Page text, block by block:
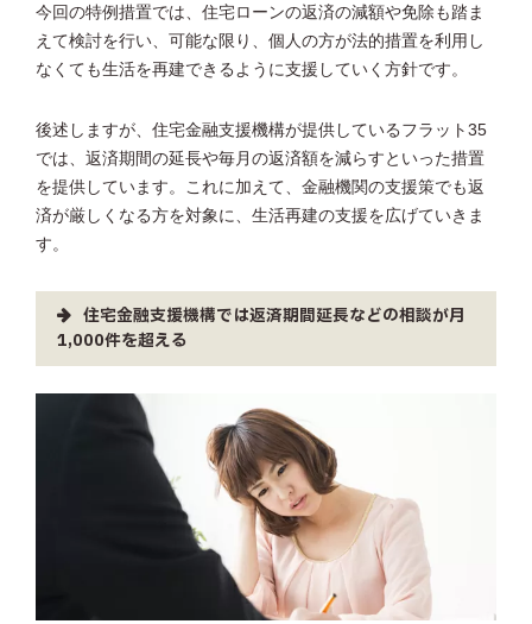
今回の特例措置では、住宅ローンの返済の減額や免除も踏ま
えて検討を行い、可能な限り、個人の方が法的措置を利用し
なくても生活を再建できるように支援していく方針です。
後述しますが、住宅金融支援機構が提供しているフラット35
では、返済期間の延長や毎月の返済額を減らすといった措置
を提供しています。これに加えて、金融機関の支援策でも返
済が厳しくなる方を対象に、生活再建の支援を広げていきま
す。
住宅金融支援機構では返済期間延長などの相談が月
1,000件を超える